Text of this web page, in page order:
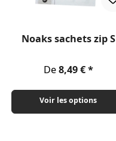
Noaks sachets zip S
Prix régulier :
De8,49 €
Voir les options